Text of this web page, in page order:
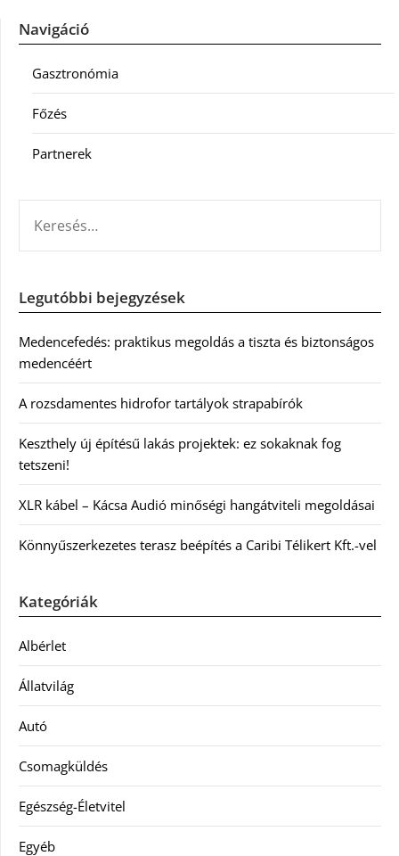
Navigáció
Gasztronómia
Főzés
Partnerek
Legutóbbi bejegyzések
Medencefedés: praktikus megoldás a tiszta és biztonságos
medencéért
A rozsdamentes hidrofor tartályok strapabírók
Keszthely új építésű lakás projektek: ez sokaknak fog
tetszeni!
XLR kábel – Kácsa Audió minőségi hangátviteli megoldásai
Könnyűszerkezetes terasz beépítés a Caribi Télikert Kft.-vel
Kategóriák
Albérlet
Állatvilág
Autó
Csomagküldés
Egészség-Életvitel
Egyéb